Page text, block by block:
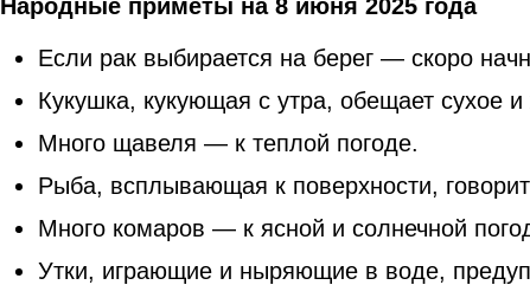
Народные приметы на 8 июня 2025 года
Если рак выбирается на берег — скоро
Кукушка, кукующая с утра, обещает сухое и
Много щавеля — к теплой погоде.
Рыба, всплывающая к поверхности,
Много комаров — к ясной и солнечной
Утки, играющие и ныряющие в воде,